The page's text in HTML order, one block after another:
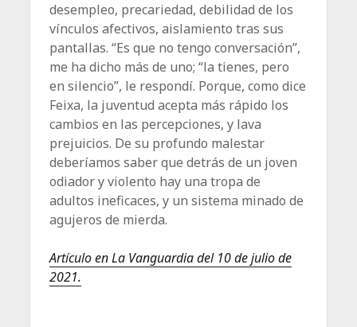
desempleo, precariedad, debilidad de los
vínculos afectivos, aislamiento tras sus
pantallas. “Es que no tengo conversación”,
me ha dicho más de uno; “la tienes, pero
en silencio”, le respondí. Porque, como dice
Feixa, la juventud acepta más rápido los
cambios en las percepciones, y lava
prejuicios. De su profundo malestar
deberíamos saber que detrás de un joven
odiador y violento hay una tropa de
adultos ineficaces, y un sistema minado de
agujeros de mierda.
Artículo en La Vanguardia del 10 de julio de
2021.